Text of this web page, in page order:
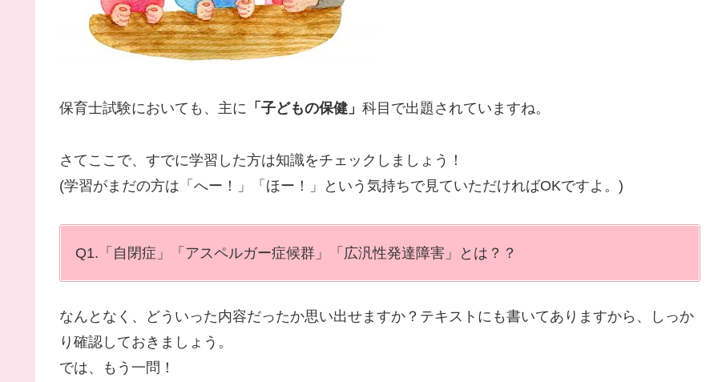
保育士試験においても、主に 「子どもの保健」 科目で出題されていますね。
さてここで、すでに学習した方は知識をチェックしましょう！
(学習がまだの方は「へー！」「ほー！」という気持ちで見ていただければOKですよ。)
Q1.「自閉症」「アスペルガー症候群」「広汎性発達障害」とは？？
なんとなく、どういった内容だったか思い出せますか？テキストにも書いてありますから、しっか
り確認しておきましょう。
では、もう一問！